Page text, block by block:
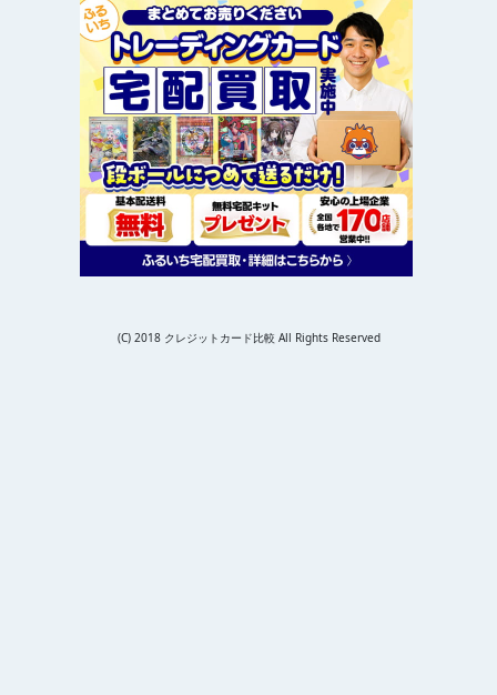
(C) 2018 クレジットカード比較 All Rights Reserved